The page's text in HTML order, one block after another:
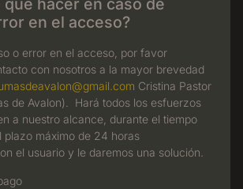
que hacer en caso de
en el acceso?
o error en el acceso, por favor
con nosotros a la mayor brevedad
Cristina Pastor
de Avalon). Hará todos los esfuerzos
a nuestro alcance, durante el tiempo
plazo máximo de 24 horas
el usuario y le daremos una solución.